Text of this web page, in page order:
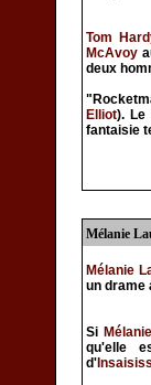
Tom
McAvoy
deux
Elliot). Le
fantaisie
Mélanie
Mélanie
un drame
Si
qu'elle
d'